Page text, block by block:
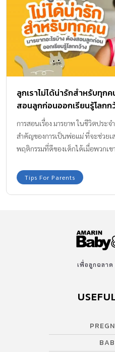
ลูกเราไม่ได้น่ารักสำหรับทุก
สอนลูกก่อนออกเรียนรู้โลกก
การสอนเรื่อง มารยาท ในชีวิตประ
สำคัญของการเป็นพ่อแม่ ที่จะช่วย
พฤติกรรมที่ดีของเด็กได้เมื่อพวกเข
Tips For Parents
เพื่อลูกฉลา